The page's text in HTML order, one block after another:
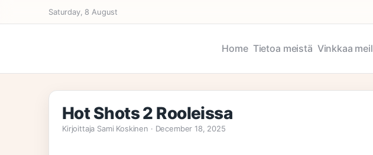
Saturday, 8 August
Home Tietoa meistä Vinkkaa
Hot Shots 2 Rooleissa
Kirjoittaja Sami Koskinen · December 18, 2025